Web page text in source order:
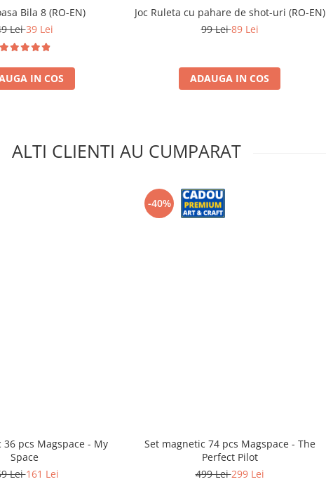
Bila 8 (RO-EN)
Lei39 Lei
IN COS
Joc Ruleta cu pahare de shot-uri (RO-EN)
99 Lei89 Lei
ADAUGA IN COS
ALTI CLIENTI AU CUMPARAT
36 pcs Magspace - My
Space
Lei161 Lei
-40%
Set magnetic 74 pcs Magspace - The
Perfect Pilot
499 Lei299 Lei